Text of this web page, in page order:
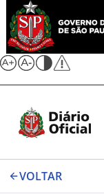
VOLTAR